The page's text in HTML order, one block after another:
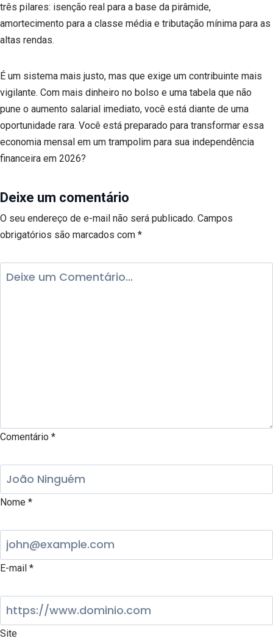
três pilares: isenção real para a base da pirâmide,
amortecimento para a classe média e tributação mínima para as
altas rendas.
É um sistema mais justo, mas que exige um contribuinte mais
vigilante. Com mais dinheiro no bolso e uma tabela que não
pune o aumento salarial imediato, você está diante de uma
oportunidade rara. Você está preparado para transformar essa
economia mensal em um trampolim para sua independência
financeira em 2026?
Deixe um comentário
O seu endereço de e-mail não será publicado. Campos
obrigatórios são marcados com *
Comentário *
Nome *
E-mail *
Site